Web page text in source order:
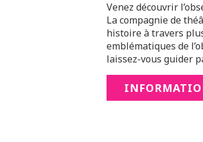
Venez découvrir
La compagnie de
histoire à travers
emblématiques de
laissez-vous guider